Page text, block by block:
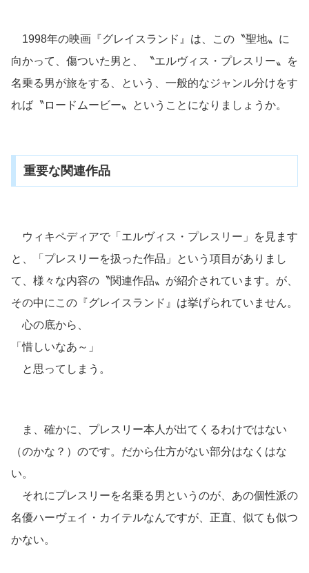
1998年の映画『グレイスランド』は、この〝聖地〟に
向かって、傷ついた男と、〝エルヴィス・プレスリー〟を
名乗る男が旅をする、という、一般的なジャンル分けをす
れば〝ロードムービー〟ということになりましょうか。
重要な関連作品
ウィキペディアで「エルヴィス・プレスリー」を見ます
と、「プレスリーを扱った作品」という項目がありまし
て、様々な内容の〝関連作品〟が紹介されています。が、
その中にこの『グレイスランド』は挙げられていません。
心の底から、
「惜しいなあ～」
と思ってしまう。
ま、確かに、プレスリー本人が出てくるわけではない
（のかな？）のです。だから仕方がない部分はなくはな
い。
それにプレスリーを名乗る男というのが、あの個性派の
名優ハーヴェイ・カイテルなんですが、正直、似ても似つ
かない。